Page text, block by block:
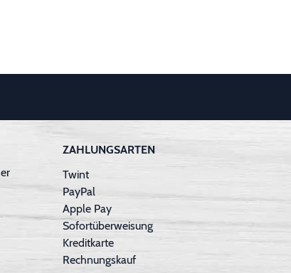
ZAHLUNGSARTEN
Twint
PayPal
Apple Pay
Sofortüberweisung
Kreditkarte
Rechnungskauf